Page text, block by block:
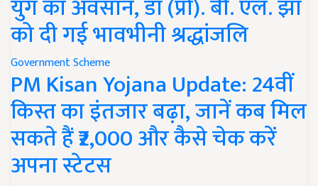
युग का अवसान, डॉ (प्रो). बी. एल. झा
को दी गई भावभीनी श्रद्धांजलि
Government Scheme
PM Kisan Yojana Update: 24वीं
किस्त का इंतजार बढ़ा, जानें कब मिल
सकते हैं ₹2,000 और कैसे चेक करें
अपना स्टेटस